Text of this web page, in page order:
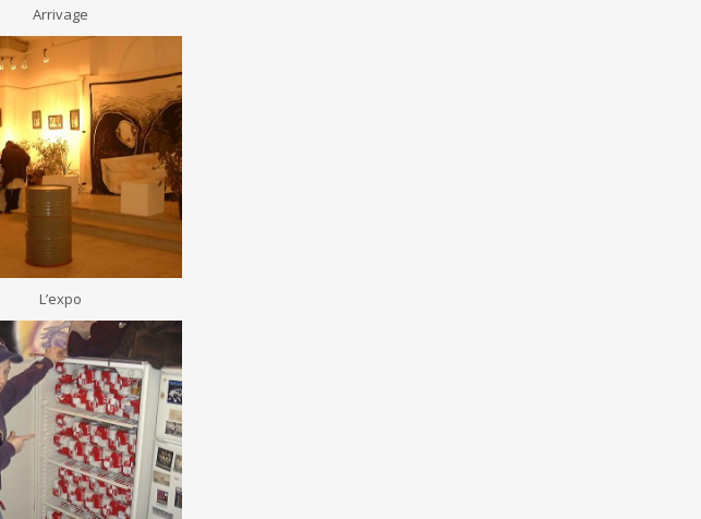
Arrivage
L’expo